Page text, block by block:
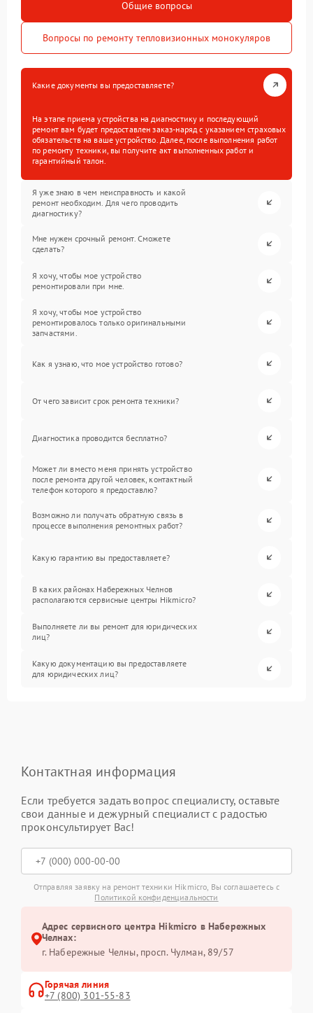
Общие вопросы
Вопросы по ремонту тепловизионных монокуляров
Какие документы вы предоставляете?
На этапе приема устройства на диагностику и последующий
ремонт вам будет предоставлен заказ-наряд с указанием страховых
обязательств на ваше устройство. Далее, после выполнения работ
по ремонту техники, вы получите акт выполненных работ и
гарантийный талон.
Я уже знаю в чем неисправность и какой
ремонт необходим. Для чего проводить
диагностику?
Мне нужен срочный ремонт. Сможете
сделать?
Я хочу, чтобы мое устройство
ремонтировали при мне.
Я хочу, чтобы мое устройство
ремонтировалось только оригинальными
запчастями.
Как я узнаю, что мое устройство готово?
От чего зависит срок ремонта техники?
Диагностика проводится бесплатно?
Может ли вместо меня принять устройство
после ремонта другой человек, контактный
телефон которого я предоставлю?
Возможно ли получать обратную связь в
процессе выполнения ремонтных работ?
Какую гарантию вы предоставляете?
В каких районах Набережных Челнов
располагаются сервисные центры Hikmicro?
Выполняете ли вы ремонт для юридических
лиц?
Какую документацию вы предоставляете
для юридических лиц?
Контактная информация
Если требуется задать вопрос специалисту, оставьте
свои данные и дежурный специалист с радостью
проконсультирует Вас!
Отправляя заявку на ремонт техники Hikmicro, Вы соглашаетесь с
Политикой конфиденциальности
Адрес сервисного центра Hikmicro в Набережных
Челнах:
г. Набережные Челны, просп. Чулман, 89/57
Горячая линия
+7 (800) 301-55-83